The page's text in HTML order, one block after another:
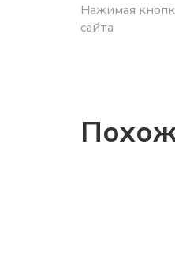
Нажимая
сайта